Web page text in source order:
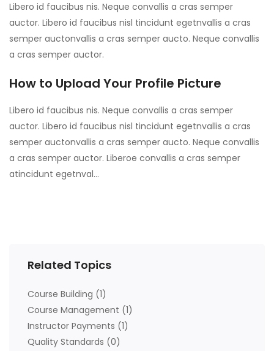
Libero id faucibus nis. Neque convallis a cras semper
auctor. Libero id faucibus nisl tincidunt egetnvallis a cras
semper auctonvallis a cras semper aucto. Neque convallis
a cras semper auctor.
How to Upload Your Profile Picture
Libero id faucibus nis. Neque convallis a cras semper
auctor. Libero id faucibus nisl tincidunt egetnvallis a cras
semper auctonvallis a cras semper aucto. Neque convallis
a cras semper auctor. Liberoe convallis a cras semper
atincidunt egetnval…
Related Topics
Course Building (1)
Course Management (1)
Instructor Payments (1)
Quality Standards (0)